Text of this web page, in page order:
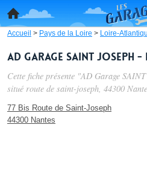
Accueil > Pays de la Loire > Loire-
AD Garage SAINT JOSEPH -
Cette fiche présente "AD Garage
situé route de saint-joseph, 44300
77 Bis Route de Saint-Joseph
44300 Nantes